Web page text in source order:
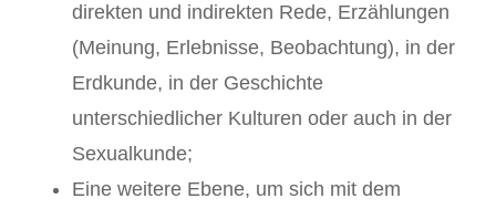
direkten und indirekten Rede, Erzählungen
(Meinung, Erlebnisse, Beobachtung), in der
Erdkunde, in der Geschichte
unterschiedlicher Kulturen oder auch in der
Sexualkunde;
Eine weitere Ebene, um sich mit dem